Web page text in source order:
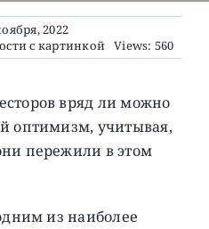
2022
с картинкой Views: 560
вряд ли можно
оптимизм, учитывая,
пережили в этом
из наиболее